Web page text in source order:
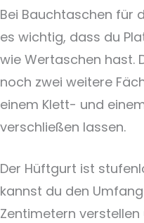
Bei Bauchtaschen für
es wichtig, dass du
wie Wertaschen hast.
noch zwei weitere
einem Klett- und
verschließen lassen.
Der Hüftgurt ist
kannst du den
Zentimetern